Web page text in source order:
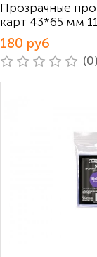
Прозрачные
карт 43*65 мм
180 руб